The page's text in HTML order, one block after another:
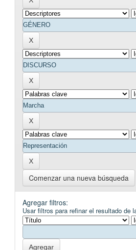
Comenzar una nueva búsqueda
Agregar filtros:
Usar filtros para refinar el resultado de